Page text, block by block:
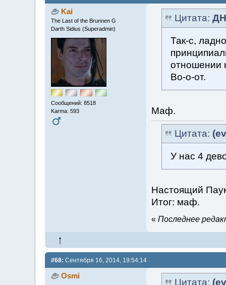
Kai
The Last of the Brunnen G
Darth Sidius (Superadmin)
Сообщений: 8518
Karma: 593
Цитата:
Так-с,
отношении
Во-о-от.
Маф.
Цитата:
У нас 4
Настоящий
Итог: маф.
« Последнее
#68: Сентября 16, 2014, 19:54:14
Osmi
Цитата: